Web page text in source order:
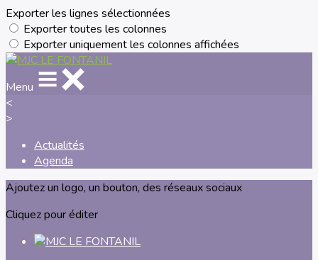
Exporter les lignes sélectionnées
Exporter toutes les colonnes
Exporter uniquement les colonnes affichées
Menu
<
>
Actualités
Agenda
Ajoutez un logo, un bouton, des réseaux sociaux
Cliquez pour éditer